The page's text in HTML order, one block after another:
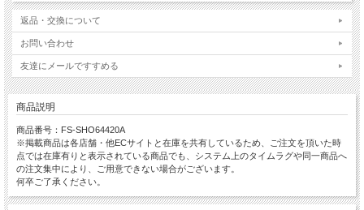
返品・交換について
お問い合わせ
友達にメールですすめる
商品説明
商品番号：FS-SHO64420A
※掲載商品は各店舗・他ECサイトと在庫を共有しているため、ご注文を頂いた時
点では在庫有りと表示されている商品でも、システム上のタイムラグや同一商品へ
の注文集中により、ご用意できない場合がございます。
何卒ご了承ください。